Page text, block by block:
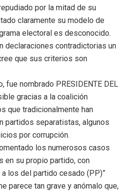
por la mitad de su
claramente su modelo de
electoral es desconocido.
declaraciones contradictorias un
que sus criterios son
fue nombrado PRESIDENTE DEL
gracias a la coalición
que tradicionalmente han
partidos separatistas, algunos
por corrupción.
los numerosos casos
en su propio partido, con
los del partido cesado (PP)”
parece tan grave y anómalo que,